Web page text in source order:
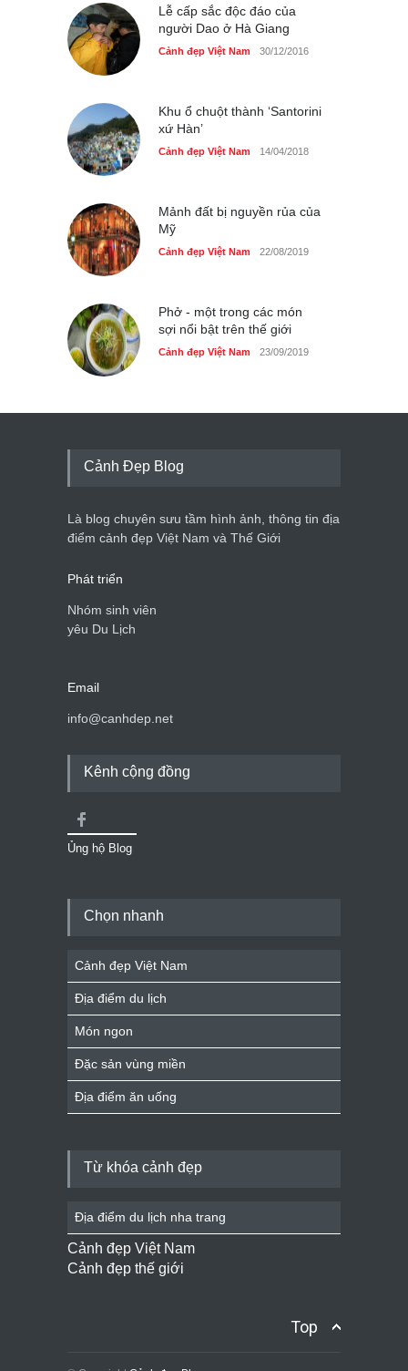
Lễ cấp sắc độc đáo của
người Dao ở Hà Giang
Cảnh đẹp Việt Nam 30/12/2016
Khu ổ chuột thành ‘Santorini
xứ Hàn’
Cảnh đẹp Việt Nam 14/04/2018
Mảnh đất bị nguyền rủa của
Mỹ
Cảnh đẹp Việt Nam 22/08/2019
Phở - một trong các món
sợi nổi bật trên thế giới
Cảnh đẹp Việt Nam 23/09/2019
Cảnh Đẹp Blog
Là blog chuyên sưu tầm hình ảnh, thông tin địa
điểm cảnh đẹp Việt Nam và Thế Giới
Phát triển
Nhóm sinh viên
yêu Du Lịch
Email
info@canhdep.net
Kênh cộng đồng
Ủng hộ Blog
Chọn nhanh
Cảnh đẹp Việt Nam
Địa điểm du lịch
Món ngon
Đặc sản vùng miền
Địa điểm ăn uống
Từ khóa cảnh đẹp
Địa điểm du lịch nha trang
Cảnh đẹp Việt Nam
Cảnh đẹp thế giới
Top